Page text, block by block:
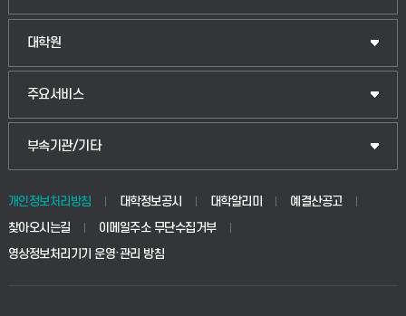
법경영학부
생명공학부
대학원
일반대학원
산업대학원
공공정책대학원
교육대학원
주요서비스
입학안내
웹메일
학사시스템(전문학사 및 전공심화)
부속기관/기타
중앙도서관
학생생활관(안성)
개인정보처리방침 대학정보공시 대학알리미
예결산공고
찾아오시는길
이메일주소 무단수집거부
영상정보처리기기 운영·관리 방침